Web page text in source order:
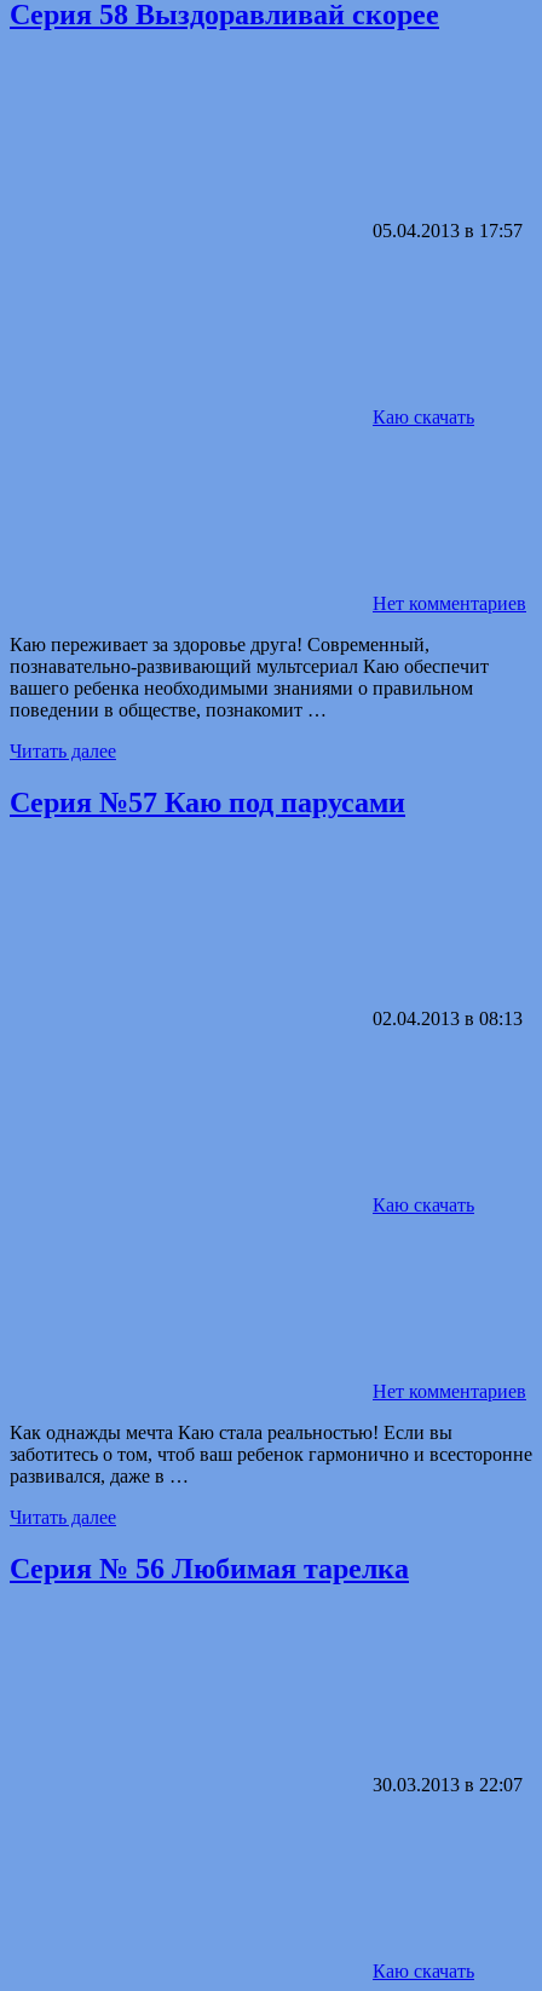
Серия 58 Выздоравливай скорее
05.04.2013 в 17:57
Каю скачать
Нет комментариев
Каю переживает за здоровье друга! Современный,
познавательно-развивающий мультсериал Каю обеспечит
вашего ребенка необходимыми знаниями о правильном
поведении в обществе, познакомит …
Читать далее
Серия №57 Каю под парусами
02.04.2013 в 08:13
Каю скачать
Нет комментариев
Как однажды мечта Каю стала реальностью! Если вы
заботитесь о том, чтоб ваш ребенок гармонично и всесторонне
развивался, даже в …
Читать далее
Серия № 56 Любимая тарелка
30.03.2013 в 22:07
Каю скачать